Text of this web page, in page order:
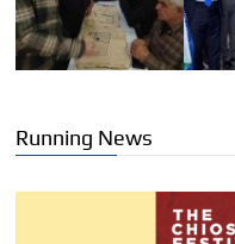
Running News